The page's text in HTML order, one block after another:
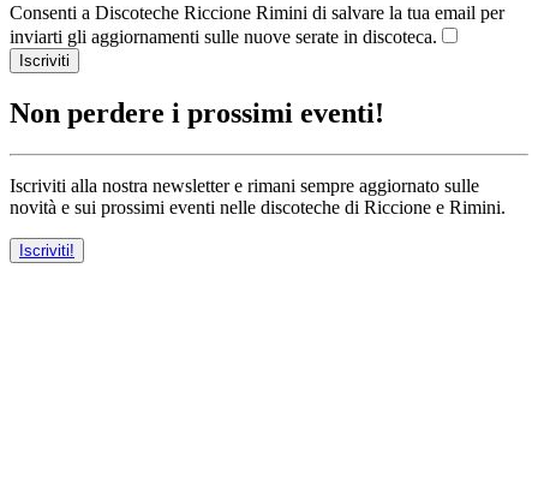
Consenti a Discoteche Riccione Rimini di salvare la tua email per
inviarti gli aggiornamenti sulle nuove serate in discoteca.
Iscriviti
Non perdere i prossimi eventi!
Iscriviti alla nostra newsletter e rimani sempre aggiornato sulle
novità e sui prossimi eventi nelle discoteche di Riccione e Rimini.
Iscriviti!